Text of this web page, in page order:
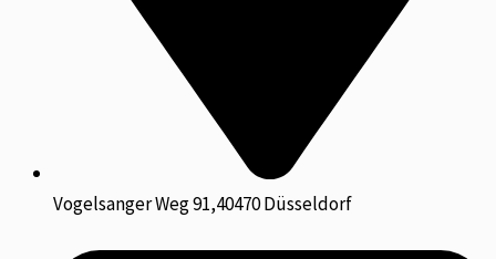
Vogelsanger Weg 91,40470 Düsseldorf